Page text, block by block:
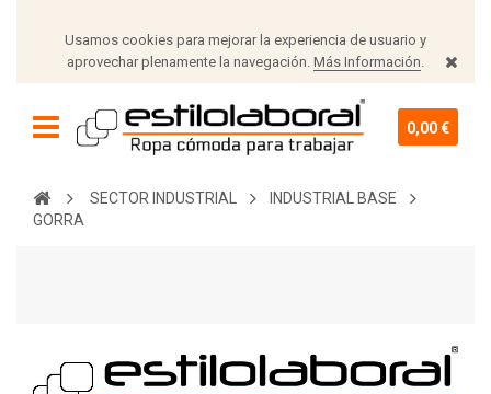
Usamos cookies para mejorar la experiencia de usuario y
aprovechar plenamente la navegación. Más Información.
0,00 €
SECTOR INDUSTRIAL
INDUSTRIAL BASE
GORRA